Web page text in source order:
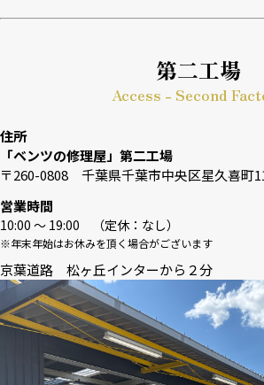
第二工場
Access - Second
住所
「ベンツの修理屋」第二工場
〒260-0808 千葉県千葉市中央区星久喜町
営業時間
10:00 〜 19:00 （定休：なし）
※年末年始はお休みを頂く場合がございます
京葉道路 松ヶ丘インターから２分